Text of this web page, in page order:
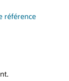
référence